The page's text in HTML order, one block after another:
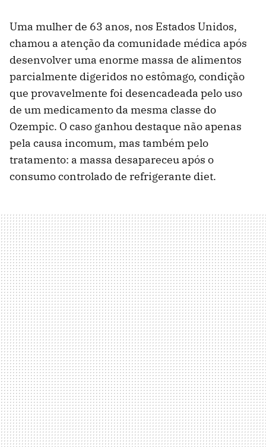
Uma mulher de 63 anos, nos Estados Unidos,
chamou a atenção da comunidade médica após
desenvolver uma enorme massa de alimentos
parcialmente digeridos no estômago, condição
que provavelmente foi desencadeada pelo uso
de um medicamento da mesma classe do
Ozempic. O caso ganhou destaque não apenas
pela causa incomum, mas também pelo
tratamento: a massa desapareceu após o
consumo controlado de refrigerante diet.